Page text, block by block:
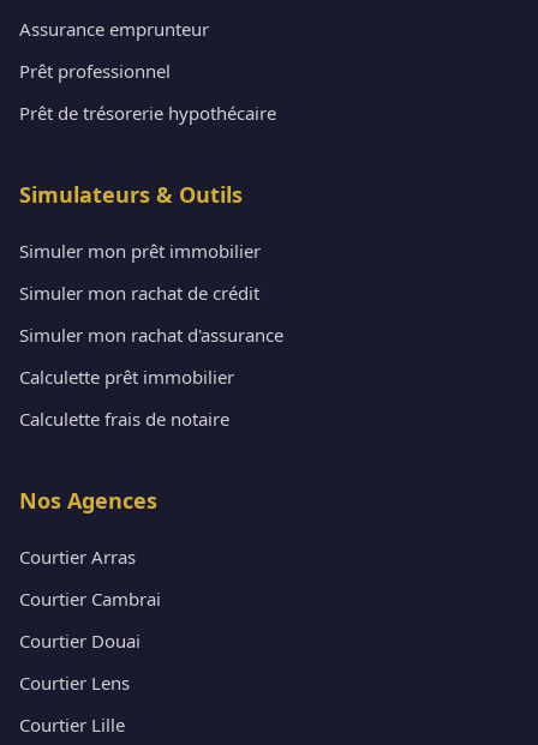
Assurance emprunteur
Prêt professionnel
Prêt de trésorerie hypothécaire
Simulateurs & Outils
Simuler mon prêt immobilier
Simuler mon rachat de crédit
Simuler mon rachat d'assurance
Calculette prêt immobilier
Calculette frais de notaire
Nos Agences
Courtier Arras
Courtier Cambrai
Courtier Douai
Courtier Lens
Courtier Lille